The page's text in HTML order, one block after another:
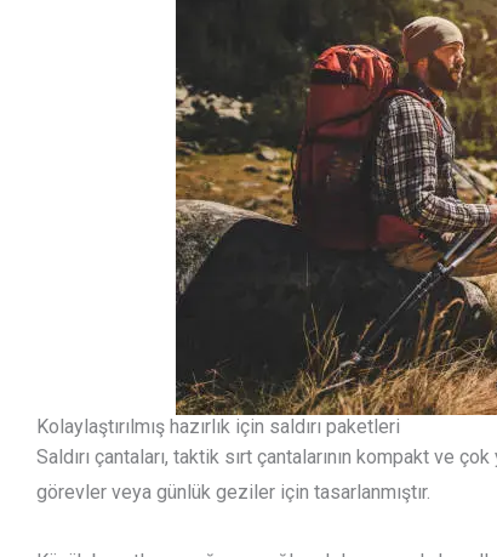
Kolaylaştırılmış hazırlık için saldırı paketleri
Saldırı çantaları, taktik sırt çantalarının kompakt ve
görevler veya günlük geziler için tasarlanmıştır.